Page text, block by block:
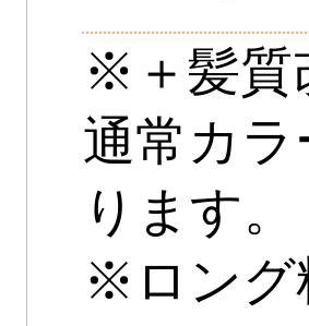
※＋髪質
通常カ
ります。
※ロング